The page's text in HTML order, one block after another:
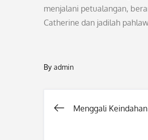
menjalani petualangan,
Catherine dan jadilah
By admin
Post
Menggali